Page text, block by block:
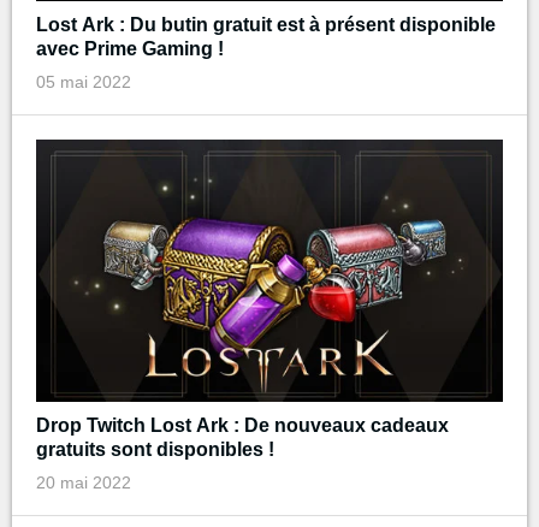
Lost Ark : Du butin gratuit est à présent disponible
avec Prime Gaming !
05 mai 2022
Drop Twitch Lost Ark : De nouveaux cadeaux
gratuits sont disponibles !
20 mai 2022